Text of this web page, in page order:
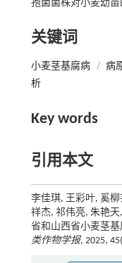
孢菌菌株对小麦幼苗
关键词
小麦茎基腐病 / 病
析
Key words
引用本文
李佳琪, 王彩叶, 奚
祥杰, 祁伟亮, 朱艳
省和山西省小麦茎
类作物学报, 2025,